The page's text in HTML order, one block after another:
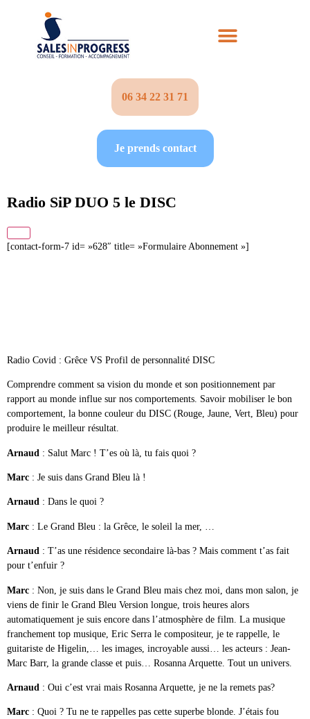
06 34 22 31 71‬
Je prends contact
Radio SiP DUO 5 le DISC
[contact-form-7 id= »628″ title= »Formulaire Abonnement »]
Radio Covid : Grêce VS Profil de personnalité DISC
Comprendre comment sa vision du monde et son positionnement par
rapport au monde influe sur nos comportements. Savoir mobiliser le bon
comportement, la bonne couleur du DISC (Rouge, Jaune, Vert, Bleu) pour
produire le meilleur résultat.
Arnaud : Salut Marc ! T’es où là, tu fais quoi ?
Marc : Je suis dans Grand Bleu là !
Arnaud : Dans le quoi ?
Marc : Le Grand Bleu : la Grêce, le soleil la mer, …
Arnaud : T’as une résidence secondaire là-bas ? Mais comment t’as fait
pour t’enfuir ?
Marc : Non, je suis dans le Grand Bleu mais chez moi, dans mon salon, je
viens de finir le Grand Bleu Version longue, trois heures alors
automatiquement je suis encore dans l’atmosphère de film. La musique
franchement top musique, Eric Serra le compositeur, je te rappelle, le
guitariste de Higelin,… les images, incroyable aussi… les acteurs : Jean-
Marc Barr, la grande classe et puis… Rosanna Arquette. Tout un univers.
Arnaud : Oui c’est vrai mais Rosanna Arquette, je ne la remets pas?
Marc : Quoi ? Tu ne te rappelles pas cette superbe blonde. J’étais fou